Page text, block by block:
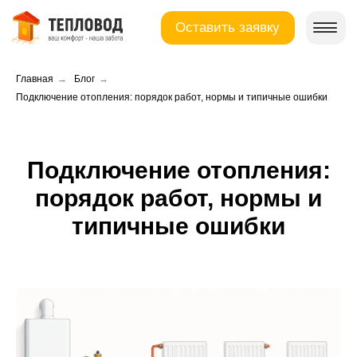
Оставить заявку
Главная → Блог →
Подключение отопления: порядок работ, нормы и типичные ошибки
Подключение отопления:
порядок работ, нормы и
типичные ошибки